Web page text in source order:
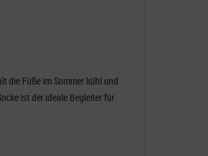
die Füße im Sommer kühl und
ist der ideale Begleiter für